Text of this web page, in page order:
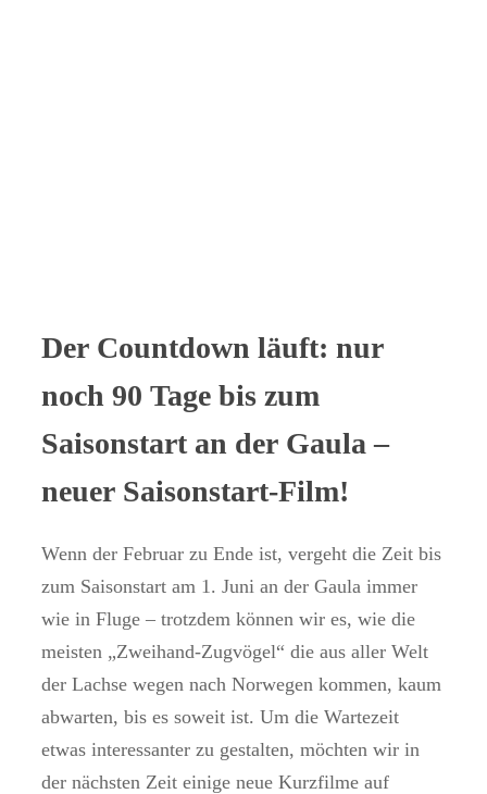
Der Countdown läuft: nur
noch 90 Tage bis zum
Saisonstart an der Gaula –
neuer Saisonstart-Film!
Wenn der Februar zu Ende ist, vergeht die Zeit bis
zum Saisonstart am 1. Juni an der Gaula immer
wie in Fluge – trotzdem können wir es, wie die
meisten „Zweihand-Zugvögel“ die aus aller Welt
der Lachse wegen nach Norwegen kommen, kaum
abwarten, bis es soweit ist. Um die Wartezeit
etwas interessanter zu gestalten, möchten wir in
der nächsten Zeit einige neue Kurzfilme auf